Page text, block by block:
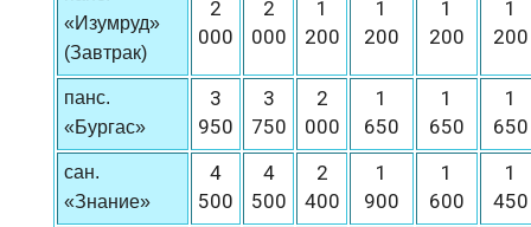
«Изумруд»
(Завтрак)
2
000
2
000
1
200
1
200
1
200
1
200
панс.
«Бургас»
3
950
3
750
2
000
1
650
1
650
1
650
сан.
«Знание»
4
500
4
500
2
400
1
900
1
600
1
450